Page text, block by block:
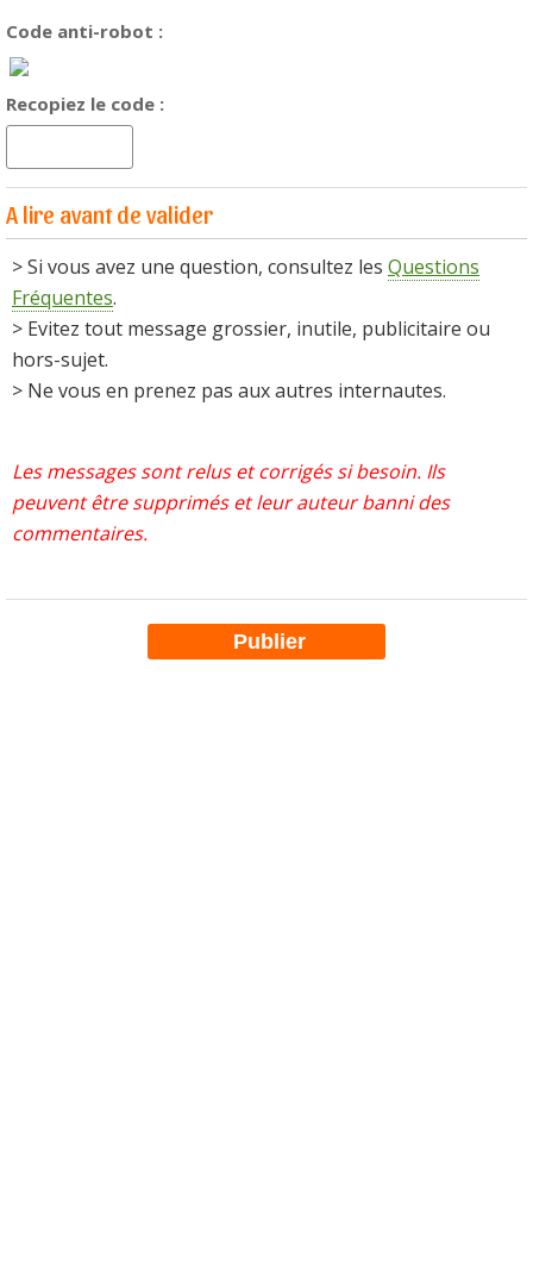
Code anti-robot :
Recopiez le code :
A lire avant de valider
> Si vous avez une question, consultez les Questions
Fréquentes.
> Evitez tout message grossier, inutile, publicitaire ou
hors-sujet.
> Ne vous en prenez pas aux autres internautes.
Les messages sont relus et corrigés si besoin. Ils
peuvent être supprimés et leur auteur banni des
commentaires.